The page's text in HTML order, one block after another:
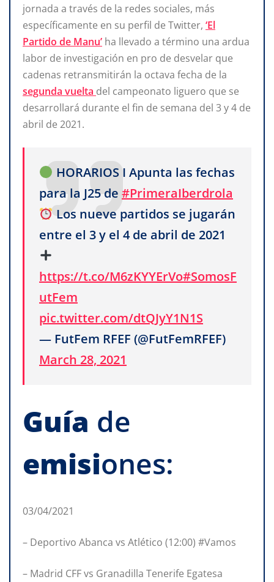
jornada a través de la redes sociales, más
específicamente en su perfil de Twitter, ‘El
Partido de Manu’ ha llevado a término una ardua
labor de investigación en pro de desvelar que
cadenas retransmitirán la octava fecha de la
segunda vuelta del campeonato liguero que se
desarrollará durante el fin de semana del 3 y 4 de
abril de 2021.
HORARIOS I Apunta las fechas
para la J25 de #PrimeraIberdrola
Los nueve partidos se jugarán
entre el 3 y el 4 de abril de 2021
https://t.co/M6zKYYErVo#SomosF
utFem
pic.twitter.com/dtQJyY1N1S
— FutFem RFEF (@FutFemRFEF)
March 28, 2021
Guía de
emisiones:
03/04/2021
– Deportivo Abanca vs Atlético (12:00) #Vamos
– Madrid CFF vs Granadilla Tenerife Egatesa